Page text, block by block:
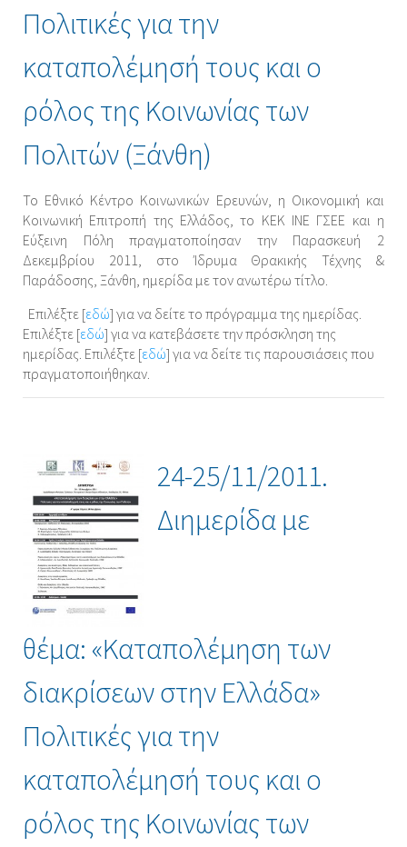
Πολιτικές για την
καταπολέμησή τους και ο
ρόλος της Κοινωνίας των
Πολιτών (Ξάνθη)
Το Εθνικό Κέντρο Κοινωνικών Ερευνών, η Οικονομική και
Κοινωνική Επιτροπή της Ελλάδος, το ΚΕΚ ΙΝΕ ΓΣΕΕ και η
Εύξεινη Πόλη πραγματοποίησαν την Παρασκευή 2
Δεκεμβρίου 2011, στο Ίδρυμα Θρακικής Τέχνης &
Παράδοσης, Ξάνθη, ημερίδα με τον ανωτέρω τίτλο.
Επιλέξτε [εδώ] για να δείτε το πρόγραμμα της ημερίδας.
Επιλέξτε [εδώ] για να κατεβάσετε την πρόσκληση της
ημερίδας. Επιλέξτε [εδώ] για να δείτε τις παρουσιάσεις που
πραγματοποιήθηκαν.
24-25/11/2011.
Διημερίδα με
θέμα: «Καταπολέμηση των
διακρίσεων στην Ελλάδα»
Πολιτικές για την
καταπολέμησή τους και ο
ρόλος της Κοινωνίας των